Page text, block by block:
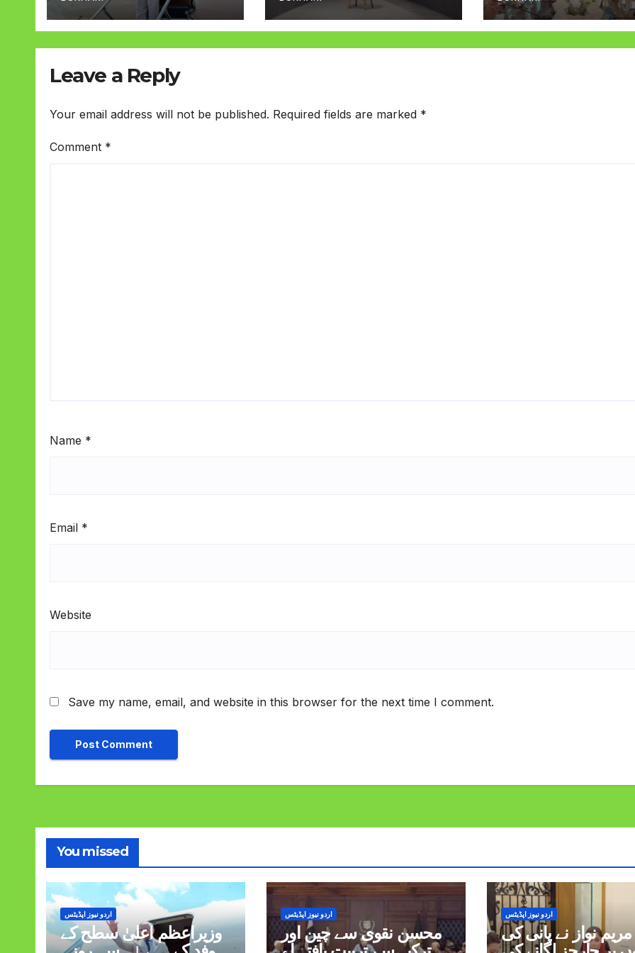
Leave a Reply
Your email address will not be published. Required fields are marked *
Comment *
Name *
Email *
Website
Save my name, email, and website in this browser for the next time I comment.
You missed
اردو نیوز اپڈیٹس
وزیراعظم اعلیٰ سطح کے
اردو نیوز اپڈیٹس
محسن نقوی سے چین اور
اردو نیوز اپڈیٹس
مریم نواز نے پانی کی